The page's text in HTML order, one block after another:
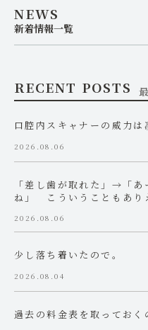
NEWS
新着情報一覧
RECENT POSTS
口腔内スキャナーの威力は
2026.08.06
「差し歯が取れた」→「あ
ね」 こういうこともあり
2026.08.06
少し落ち着いたので。
2026.08.04
過去の料金表を取っておく